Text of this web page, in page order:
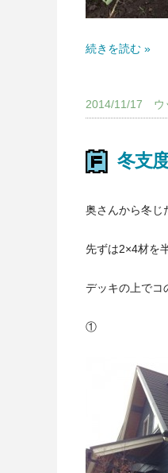
続きを読む »
2014/11/17 ウ
冬支
奥さんから冬じ
先ずは2×4材を
デッキの上でコ
①